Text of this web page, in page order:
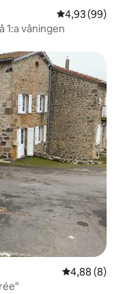
4,93 av 5 i
4,93 (99)
1:a våningen
4,88 av 5 i
4,88 (8)